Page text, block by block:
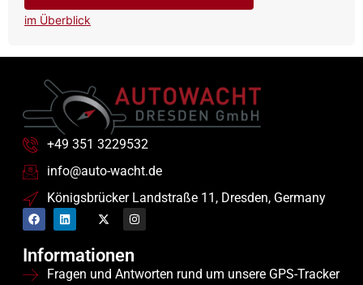
im Überblick
+49 351 3229532
info@auto-wacht.de
Königsbrücker Landstraße 11, Dresden, Germany
Informationen
Fragen und Antworten rund um unsere GPS-Tracker